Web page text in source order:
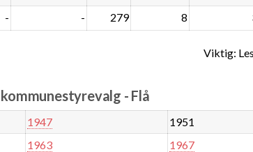
- - 279 8
Viktig: Les
- Flå
1947 1951
1963 1967